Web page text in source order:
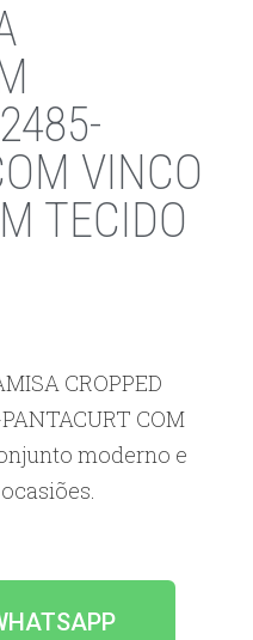
VINCO
TECIDO
CROPPED
COM
moderno e